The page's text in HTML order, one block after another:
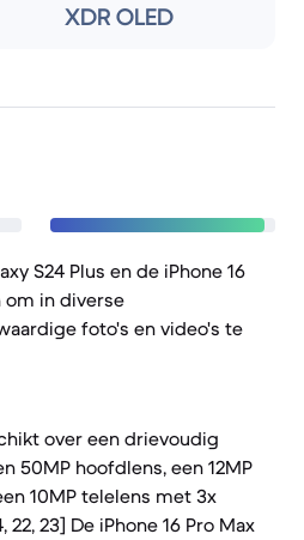
XDR OLED
S24 Plus en de iPhone 16
om in diverse
foto's en video's te
over een drievoudig
50MP hoofdlens, een 12MP
10MP telelens met 3x
22, 23] De iPhone 16 Pro Max